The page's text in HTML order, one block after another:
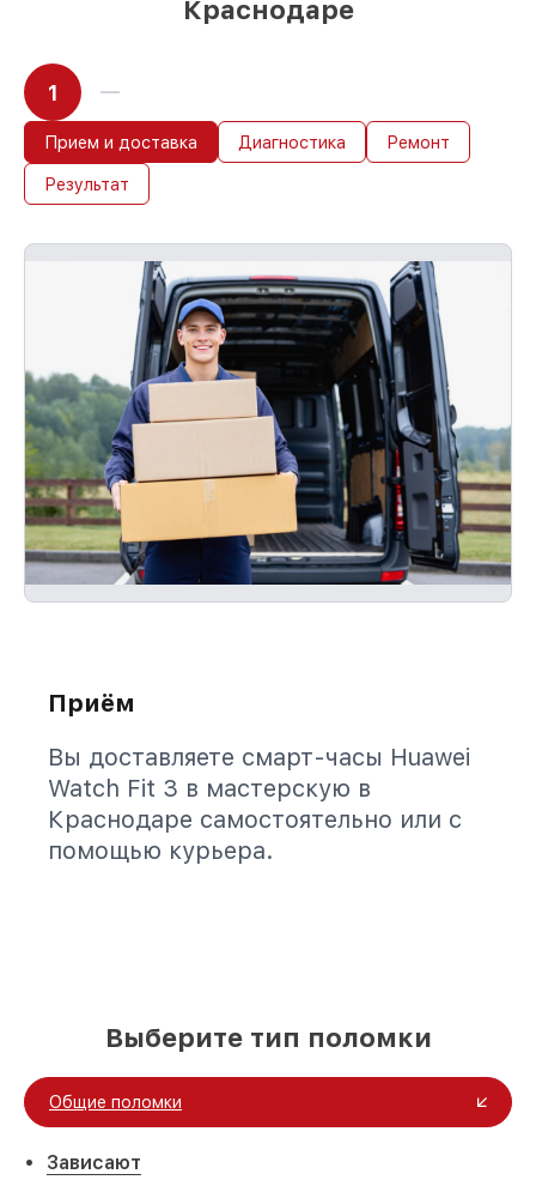
Краснодаре
1
Прием и доставка Диагностика Ремонт
Результат
Приём
Вы доставляете смарт-часы Huawei
Watch Fit 3 в мастерскую в
Краснодаре самостоятельно или с
помощью курьера.
Выберите тип поломки
Общие поломки
Зависают